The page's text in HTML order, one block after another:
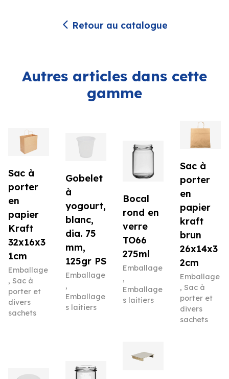
Retour au catalogue
Autres articles dans cette
gamme
Sac à
porter
en
papier
Kraft
32x16x3
1cm
Emballage
, Sac à
porter et
divers
sachets
Gobelet
à
yogourt,
blanc,
dia. 75
mm,
125gr PS
Emballage
,
Emballage
s laitiers
Bocal
rond en
verre
TO66
275ml
Emballage
,
Emballage
s laitiers
Sac à
porter
en
papier
kraft
brun
26x14x3
2cm
Emballage
, Sac à
porter et
divers
sachets